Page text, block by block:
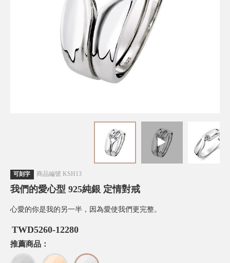
可刻字 商品編號 KSH13
我們的愛心型 925純銀 定情對戒
心愛的你是我的另一半，因為愛使我們更完整。
TWD5260-12280
推薦商品：